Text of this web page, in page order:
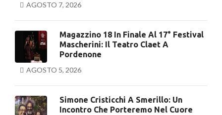
AGOSTO 7, 2026
Magazzino 18 In Finale Al 17° Festival
Mascherini: Il Teatro Claet A
Pordenone
AGOSTO 5, 2026
Simone Cristicchi A Smerillo: Un
Incontro Che Porteremo Nel Cuore